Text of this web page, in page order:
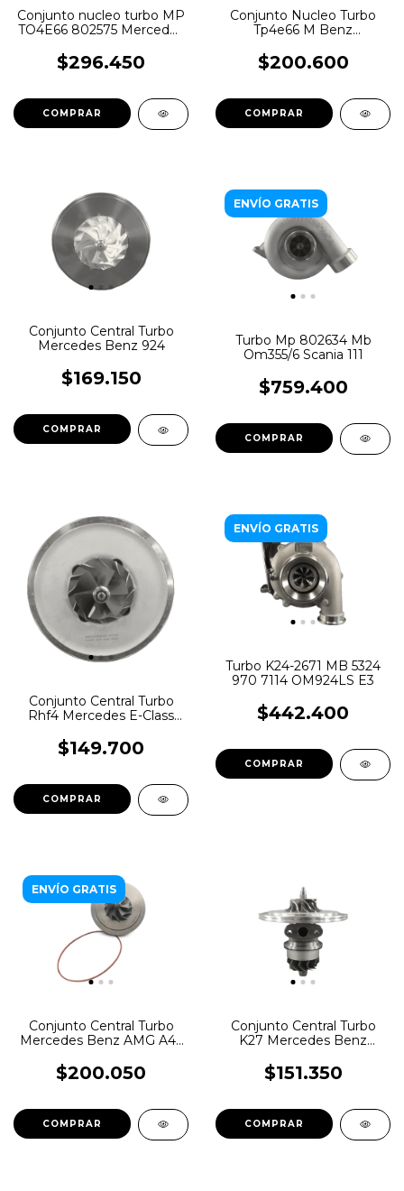
Conjunto nucleo turbo MP
TO4E66 802575 Mercedes
$296.450
Conjunto Nucleo Turbo
Tp4e66 M Benz
$200.600
Conjunto Central Turbo
Mercedes Benz 924
$169.150
ENVÍO GRATIS
Turbo Mp 802634 Mb
Om355/6 Scania 111
$759.400
Conjunto Central Turbo
Rhf4 Mercedes E-Class
$149.700
ENVÍO GRATIS
Turbo K24-2671 MB 5324
970 7114 OM924LS E3
$442.400
ENVÍO GRATIS
Conjunto Central Turbo
Mercedes Benz AMG A45
$200.050
Conjunto Central Turbo
K27 Mercedes Benz
$151.350